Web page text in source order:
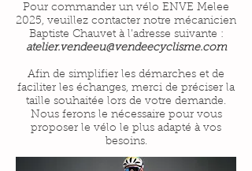
Pour commander un vélo ENVE Melee
2025, veuillez contacter notre mécanicien
Baptiste Chauvet à l’adresse suivante :
atelier.vendeeu@vendeecyclisme.com
Afin de simplifier les démarches et de
faciliter les échanges, merci de préciser la
taille souhaitée lors de votre demande.
Nous ferons le nécessaire pour vous
proposer le vélo le plus adapté à vos
besoins.